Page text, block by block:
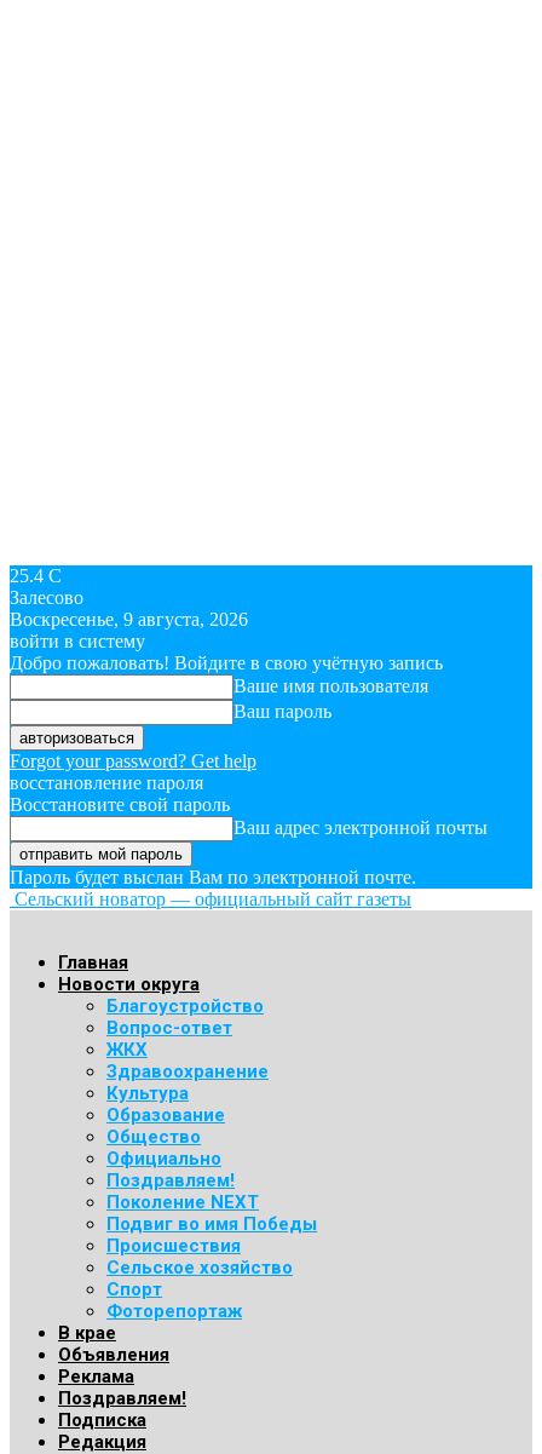
25.4 C
Залесово
Воскресенье, 9 августа, 2026
войти в систему
Добро пожаловать! Войдите в свою учётную запись
Ваше имя пользователя
Ваш пароль
Forgot your password? Get help
восстановление пароля
Восстановите свой пароль
Ваш адрес электронной почты
Пароль будет выслан Вам по электронной почте.
Сельский новатор — официальный сайт газеты
Главная
Новости округа
Благоустройство
Вопрос-ответ
ЖКХ
Здравоохранение
Культура
Образование
Общество
Официально
Поздравляем!
Поколение NEXT
Подвиг во имя Победы
Происшествия
Сельское хозяйство
Спорт
Фоторепортаж
В крае
Объявления
Реклама
Поздравляем!
Подписка
Редакция